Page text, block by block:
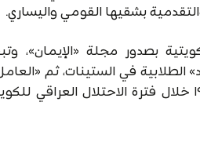
بشقيها القومي واليساري.
بصدور مجلة «الإيمان»،
الطلابية في الستينات، ثم
السبعينات، و «الصمود الشعبي» في العام ١٩٩٠ خلال